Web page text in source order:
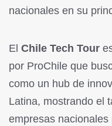
nacionales en su
El Chile Tech Tour
por ProChile que
como un hub de
Latina, mostrando el
empresas